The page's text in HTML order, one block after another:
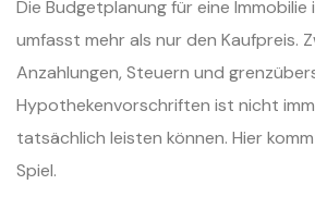
Die Budgetplanung für eine
umfasst mehr als nur den Kaufpreis.
Anzahlungen, Steuern und
Hypothekenvorschriften ist nicht
tatsächlich leisten können. Hier
Spiel.